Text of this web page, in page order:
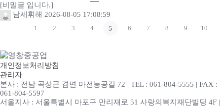
[비밀글 입니다.]
남세휘해 2026-08-05 17:08:59
1 2 3 4 5 6 7 8 9 10
개인정보처리방침
관리자
본사 : 전남 곡성군 겸면 마전농공길 72 | TEL : 061-804-5555 | FAX :
061-804-5597
서울지사 : 서울특별시 마포구 만리재로 51 사랑의복지재단빌딩 4F |